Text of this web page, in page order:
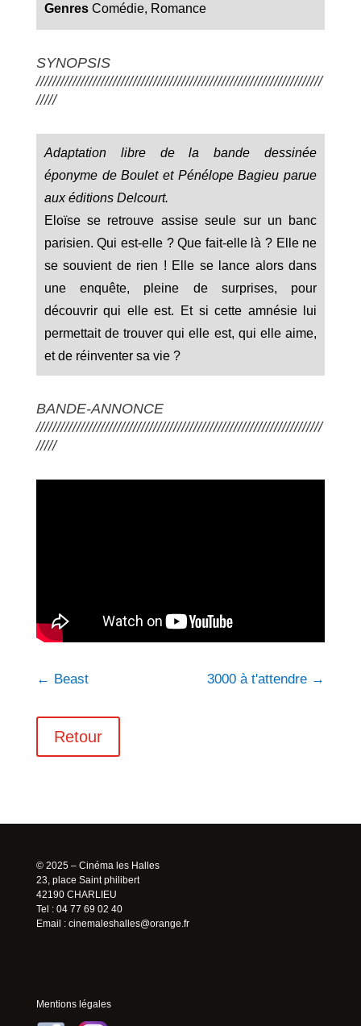
Genres Comédie, Romance
SYNOPSIS
///////////////////////////////////////////////////////////////////////
/////
Adaptation libre de la bande dessinée
éponyme de Boulet et Pénélope Bagieu parue
aux éditions Delcourt.
Eloïse se retrouve assise seule sur un banc
parisien. Qui est-elle ? Que fait-elle là ? Elle ne
se souvient de rien ! Elle se lance alors dans
une enquête, pleine de surprises, pour
découvrir qui elle est. Et si cette amnésie lui
permettait de trouver qui elle est, qui elle aime,
et de réinventer sa vie ?
BANDE-ANNONCE
///////////////////////////////////////////////////////////////////////
/////
← Beast 3000 à t'attendre →
Retour
© 2025 – Cinéma les Halles
23, place Saint philibert
42190 CHARLIEU
Tel : 04 77 69 02 40
Email : cinemaleshalles@orange.fr
Mentions légales